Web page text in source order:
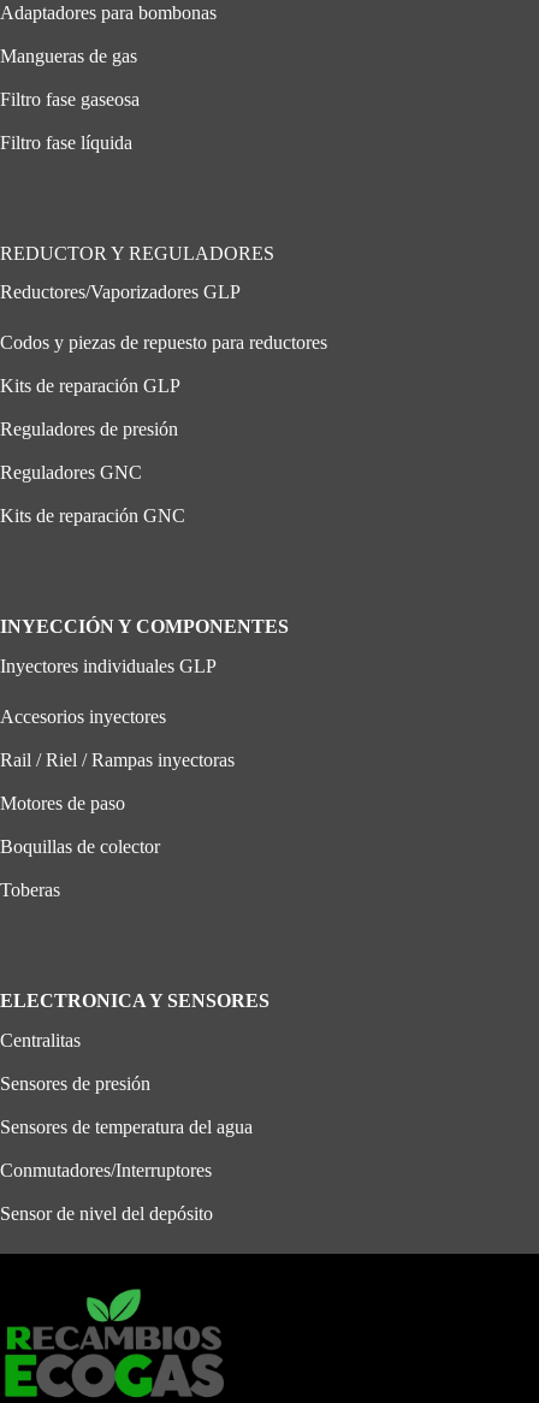
Adaptadores para bombonas
Mangueras de gas
Filtro fase gaseosa
Filtro fase líquida
REDUCTOR Y REGULADORES
Reductores/Vaporizadores GLP
Codos y piezas de repuesto para reductores
Kits de reparación GLP
Reguladores de presión
Reguladores GNC
Kits de reparación GNC
INYECCIÓN Y COMPONENTES
Inyectores individuales GLP
Accesorios inyectores
Rail / Riel / Rampas inyectoras
Motores de paso
Boquillas de colector
Toberas
ELECTRONICA Y SENSORES
Centralitas
Sensores de presión
Sensores de temperatura del agua
Conmutadores/Interruptores
Sensor de nivel del depósito